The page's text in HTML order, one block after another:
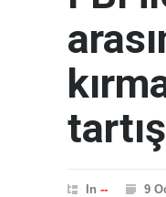
In -- 9